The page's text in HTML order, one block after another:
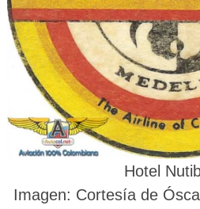
Hotel
Imagen: Cortesía de